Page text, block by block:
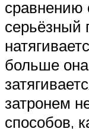
сравнению
серьёзный
больше
затронем
способов,